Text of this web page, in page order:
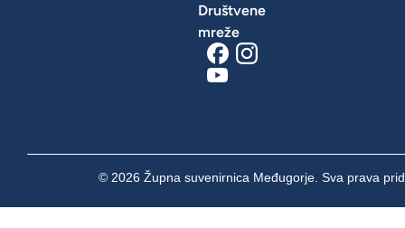
Društvene
mreže
© 2026 Župna suvenirnica Međugorje. Sva prava